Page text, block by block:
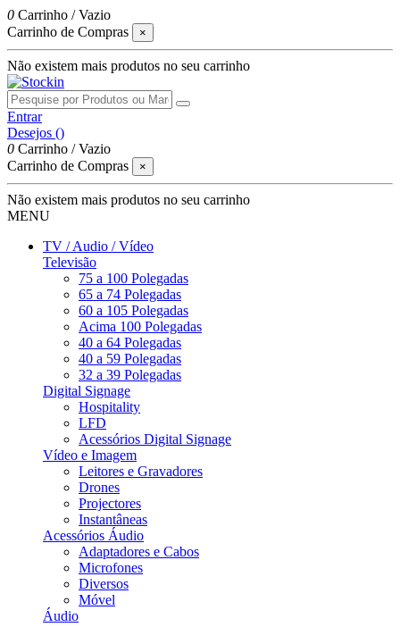
0 Carrinho /Vazio
Carrinho de Compras
×
Não existem mais produtos no seu carrinho
Entrar
Desejos ()
0 Carrinho /Vazio
Carrinho de Compras
×
Não existem mais produtos no seu carrinho
MENU
TV / Audio / Vídeo
Televisão
75 a 100 Polegadas
65 a 74 Polegadas
60 a 105 Polegadas
Acima 100 Polegadas
40 a 64 Polegadas
40 a 59 Polegadas
32 a 39 Polegadas
Digital Signage
Hospitality
LFD
Acessórios Digital Signage
Vídeo e Imagem
Leitores e Gravadores
Drones
Projectores
Instantâneas
Acessórios Áudio
Adaptadores e Cabos
Microfones
Diversos
Móvel
Áudio